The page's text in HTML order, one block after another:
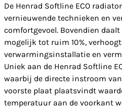
De Henrad Softline ECO
vernieuwende technieken en
comfortgevoel. Bovendien
mogelijk tot ruim 10%,
verwarmingsinstallatie en
Uniek aan de Henrad Softline
waarbij de directe instroom
voorste plaat plaatsvindt
temperatuur aan de voorkant